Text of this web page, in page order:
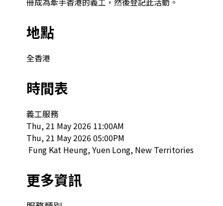
地點
全香港
時間表
義工服務
Thu, 21 May 2026 11:00AM
Thu, 21 May 2026 05:00PM
Fung Kat Heung, Yuen Long, New Territories
更多資訊